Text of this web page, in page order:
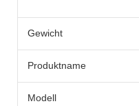
Gewicht
Produktname
Modell